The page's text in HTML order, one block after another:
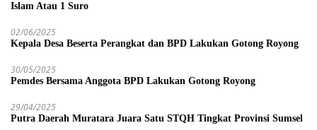
Islam Atau 1 Suro
02/06/2025
Kepala Desa Beserta Perangkat dan BPD Lakukan Gotong Royong
30/05/2025
Pemdes Bersama Anggota BPD Lakukan Gotong Royong
29/04/2025
Putra Daerah Muratara Juara Satu STQH Tingkat Provinsi Sumsel